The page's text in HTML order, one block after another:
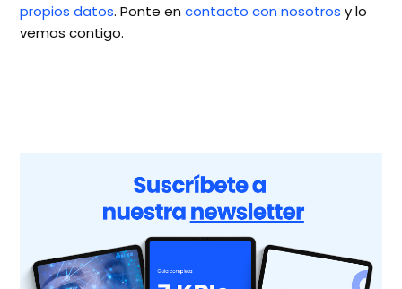
propios datos. Ponte encontacto con nosotros y lo
vemos contigo.